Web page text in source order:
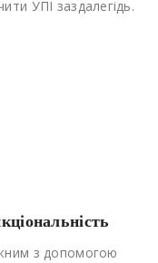
УПІ заздалегідь.
з допомогою